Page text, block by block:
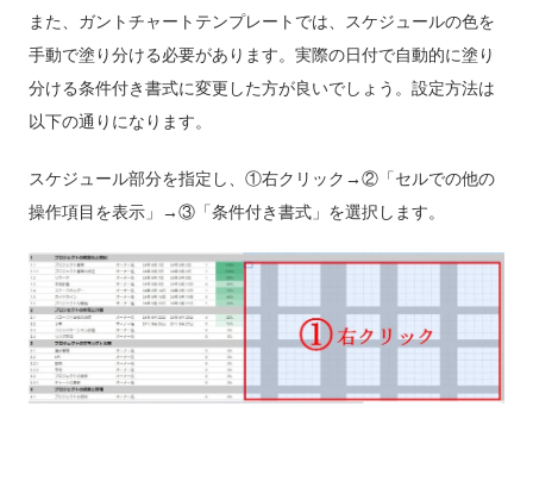
また、ガントチャートテンプレートでは、スケジュールの色を
手動で塗り分ける必要があります。実際の日付で自動的に塗り
分ける条件付き書式に変更した方が良いでしょう。設定方法は
以下の通りになります。
スケジュール部分を指定し、①右クリック→②「セルでの他の
操作項目を表示」→③「条件付き書式」を選択します。